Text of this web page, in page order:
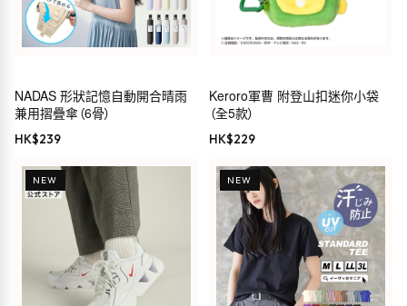
NADAS 形狀記憶自動開合晴雨
兼用摺疊傘（6骨）
HK$239
Keroro軍曹 附登山扣迷你小袋
（全5款）
HK$229
NEW NEW